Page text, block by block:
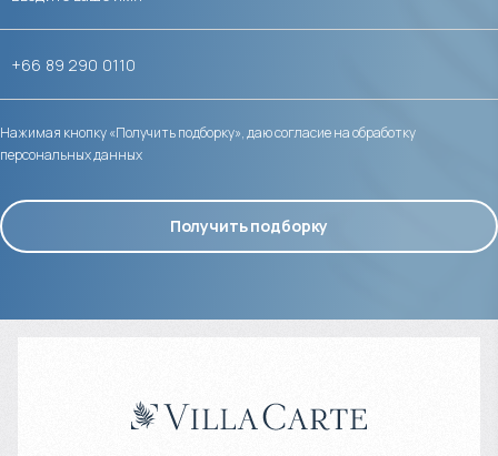
Нажимая кнопку «Получить подборку», даю согласие на обработку
персональных данных
Получить подборку